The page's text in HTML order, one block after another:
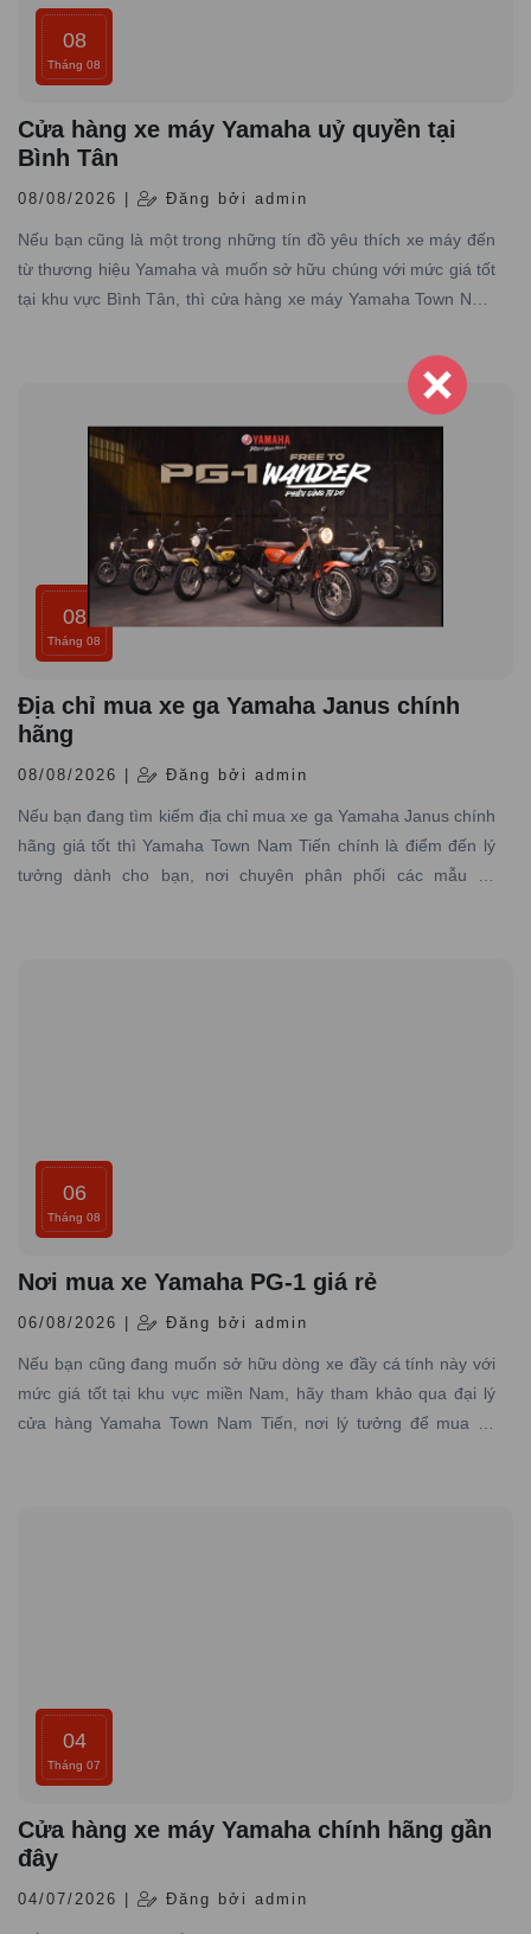
08
Tháng 08
Cửa hàng xe máy Yamaha uỷ quyền tại
Bình Tân
08/08/2026 | Đăng bởi admin
Nếu bạn cũng là một trong những tín đồ yêu thích xe máy đến
từ thương hiệu Yamaha và muốn sở hữu chúng với mức giá tốt
tại khu vực Bình Tân, thì cửa hàng xe máy Yamaha Town Nam
08
Tháng 08
Địa chỉ mua xe ga Yamaha Janus chính
hãng
08/08/2026 | Đăng bởi admin
Nếu bạn đang tìm kiếm địa chỉ mua xe ga Yamaha Janus chính
hãng giá tốt thì Yamaha Town Nam Tiến chính là điểm đến lý
tưởng dành cho bạn, nơi chuyên phân phối các mẫu xe
06
Tháng 08
Nơi mua xe Yamaha PG-1 giá rẻ
06/08/2026 | Đăng bởi admin
Nếu bạn cũng đang muốn sở hữu dòng xe đầy cá tính này với
mức giá tốt tại khu vực miền Nam, hãy tham khảo qua đại lý
cửa hàng Yamaha Town Nam Tiến, nơi lý tưởng để mua xe
04
Tháng 07
Cửa hàng xe máy Yamaha chính hãng gần
đây
04/07/2026 | Đăng bởi admin